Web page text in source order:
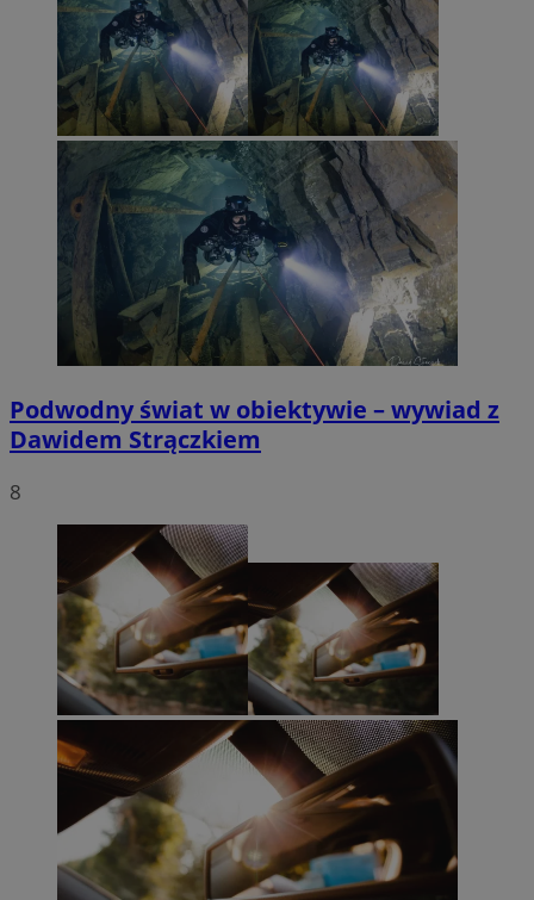
Podwodny świat w obiektywie – wywiad z
Dawidem Strączkiem
8